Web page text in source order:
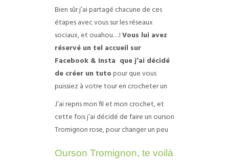
Bien sûr j’ai partagé chacune de ces
étapes avec vous sur les réseaux
sociaux, et ouahou….!Vous lui avez
réservé un tel accueil sur
Facebook & Insta que j’ai décidé
de créer un tutopour que vous
puissiez à votre tour en crocheter un
J’ai repris mon fil et mon crochet, et
cette fois j’ai décidé de faire un ourson
Tromignon rose, pour changer un peu
Ourson Tromignon, te voilà